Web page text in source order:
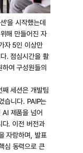
Contact Us
'을 시작했는데
해 만들어진 자
자 5인 이상만
. 점심시간을 활
여 구성원들의
세션은 개발팀
습니다. PAIP는
제품을 넘어
다. 이전 버전과
자랑하며, 발표
심 동력으로 큰